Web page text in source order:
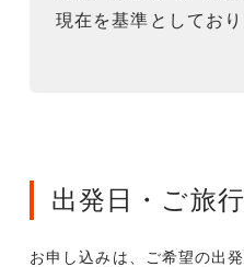
現在を基準としており
出発日・ご旅
お申し込みは、ご希望の出